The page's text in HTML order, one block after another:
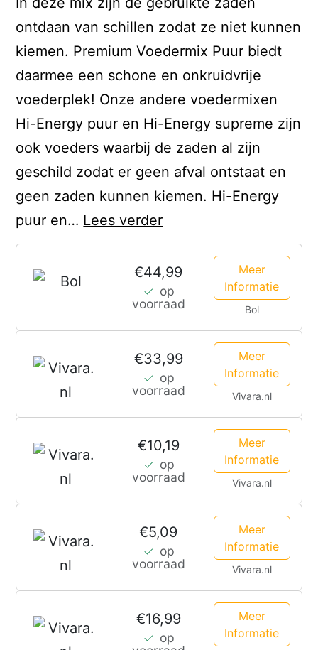
ontdaan van schillen zodat ze niet kunnen
kiemen. Premium Voedermix Puur biedt
daarmee een schone en onkruidvrije
voederplek! Onze andere voedermixen
Hi-Energy puur en Hi-Energy supreme zijn
ook voeders waarbij de zaden al zijn
geschild zodat er geen afval ontstaat en
geen zaden kunnen kiemen. Hi-Energy
puur en… Lees verderPremium
Voedermix
Puur
10
€44,99
op
voorraad
Meer
Informatie
Bol
€33,99
op
voorraad
Meer
Informatie
Vivara.nl
€10,19
op
voorraad
Meer
Informatie
Vivara.nl
€5,09
op
voorraad
Meer
Informatie
Vivara.nl
€16,99
op
Meer
Informatie